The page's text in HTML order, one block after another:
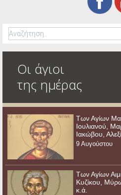
Οι άγιοι
της ημέρας
Των Αγίων
Ιουλιανού,
Ιακώβου,
9 Αυγούστου
Των Αγίων
Κυζίκου,
κ.ά.